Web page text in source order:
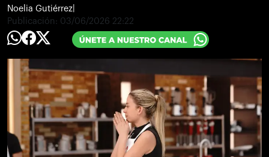
Noelia Gutiérrez
Publicación: 03/06/2026 22:22